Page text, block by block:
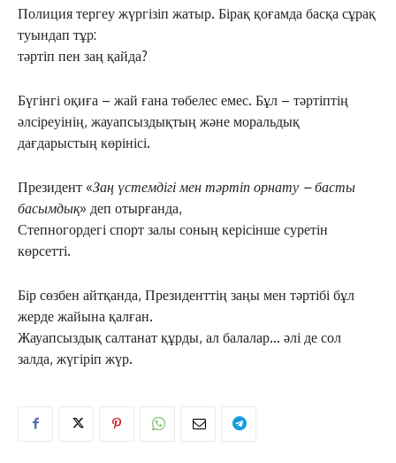
ЖАҢАЛЫҚТАР
Полиция тергеу жүргізіп жатыр. Бірақ қоғамда басқа сұрақ
туындап тұр:
тәртіп пен заң қайда?
Бүгінгі оқиға – жай ғана төбелес емес. Бұл – тәртіптің
әлсіреуінің, жауапсыздықтың және моральдық
дағдарыстың көрінісі.
Президент «Заң үстемдігі мен тәртіп орнату – басты
басымдық» деп отырғанда,
Степногордегі спорт залы соның керісінше суретін
көрсетті.
Бір сөзбен айтқанда, Президенттің заңы мен тәртібі бұл
жерде жайына қалған.
Жауапсыздық салтанат құрды, ал балалар… әлі де сол
залда, жүгіріп жүр.